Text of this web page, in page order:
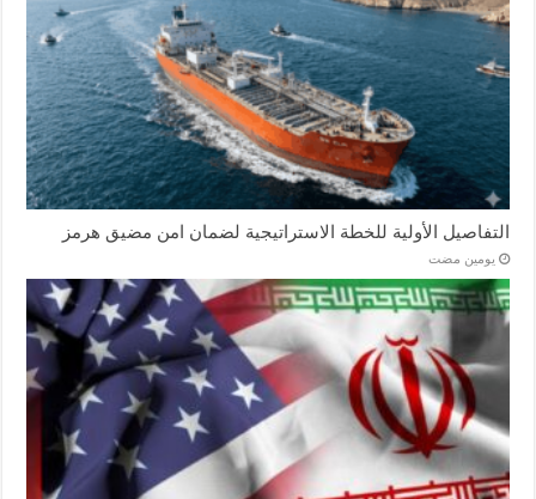
التفاصيل الأولية للخطة الاستراتيجية لضمان امن مضيق هرمز
‏يومين مضت